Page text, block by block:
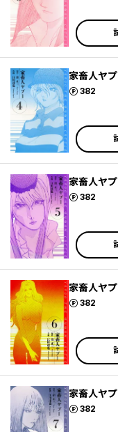
家畜人ヤ
382
ポイント
家畜人ヤ
382
ポイント
家畜人ヤ
382
ポイント
家畜人ヤ
382
ポイント